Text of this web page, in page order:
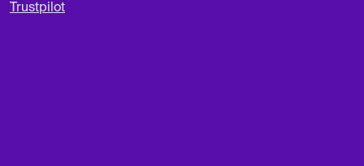
Trustpilot